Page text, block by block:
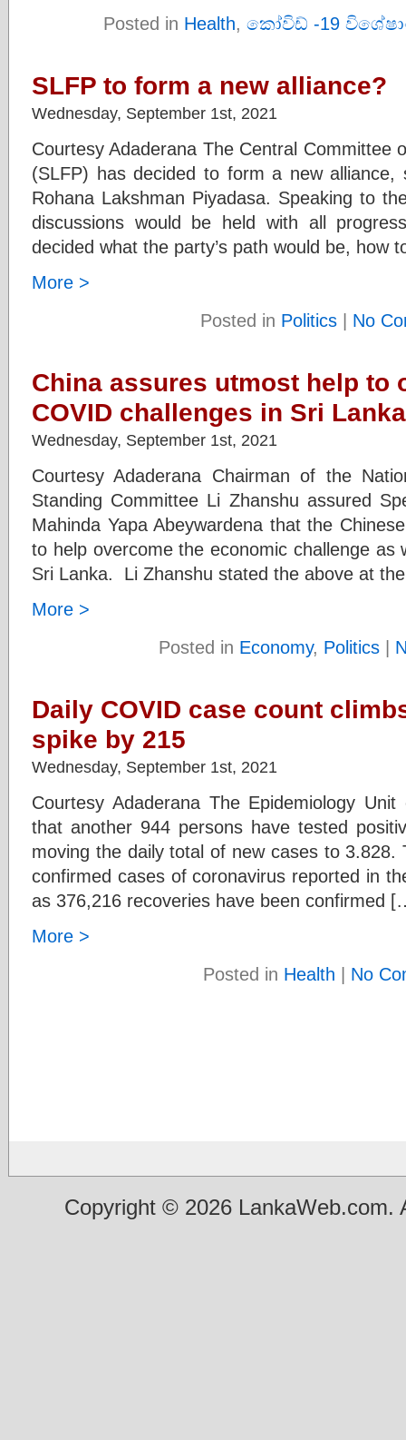
Posted in Health, කෝවිඩ් -19
SLFP to form a new alliance?
Wednesday, September 1st, 2021
Courtesy Adaderana The Central Committee
(SLFP) has decided to form a new alliance,
Rohana Lakshman Piyadasa. Speaking to
discussions would be held with all
decided what the party’s path would be, how
More >
Posted in Politics | No
China assures utmost help to
COVID challenges in Sri Lanka
Wednesday, September 1st, 2021
Courtesy Adaderana Chairman of the
Standing Committee Li Zhanshu assured
Mahinda Yapa Abeywardena that the
to help overcome the economic challenge as
Sri Lanka. Li Zhanshu stated the above at
More >
Posted in Economy, Politics|
Daily COVID case count
spike by 215
Wednesday, September 1st, 2021
Courtesy Adaderana The Epidemiology
that another 944 persons have tested
moving the daily total of new cases to
confirmed cases of coronavirus reported in
as 376,216 recoveries have been confirmed
More >
Posted in Health | No
Copyright © 2026 LankaWeb.com.